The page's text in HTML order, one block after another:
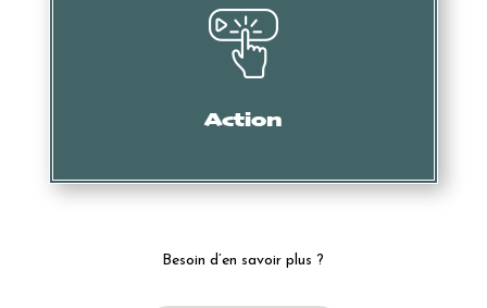
Action
Mise en demeure, intervention des services douaniers,
Besoin d’en savoir plus ?